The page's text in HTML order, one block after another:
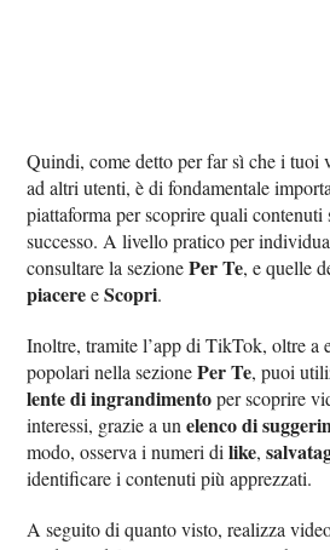
Quindi, come detto per far sì che i tuoi
ad altri utenti, è di fondamentale
piattaforma per scoprire quali
successo. A livello pratico per
consultare la sezionePer Te, e quelle
piacereeScopri.
Inoltre, tramite l’app di TikTok, oltre a
popolari nella sezionePer Te, puoi
lente di ingrandimentoper scoprire
interessi, grazie a unelenco di
modo, osserva i numeri dilike,
identificare i contenuti più apprezzati.
A seguito di quanto visto, realizza